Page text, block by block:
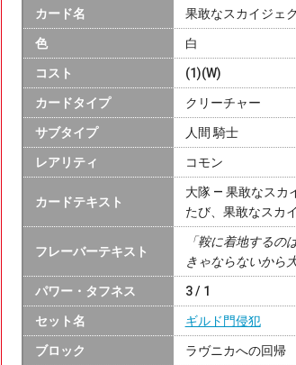
カード名 果敢なスカイジェク
色 白
コスト (1)(W)
カードタイプ クリーチャー
サブタイプ 人間 騎士
レアリティ コモン
カードテキスト
大隊 ― 果敢なスカ
たび、果敢なスカ
フレーバーテキスト
「鞍に着地するの
きゃならないから
パワー・タフネス 3 / 1
セット名 ギルド門侵犯
ブロック ラヴニカへの回帰